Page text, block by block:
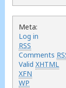
Meta:
Log in
RSS
Comments
Valid XHTML
XFN
WP